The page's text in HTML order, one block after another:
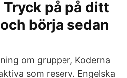
på på ditt
börja sedan
om grupper, Koderna
som reserv. Engelska